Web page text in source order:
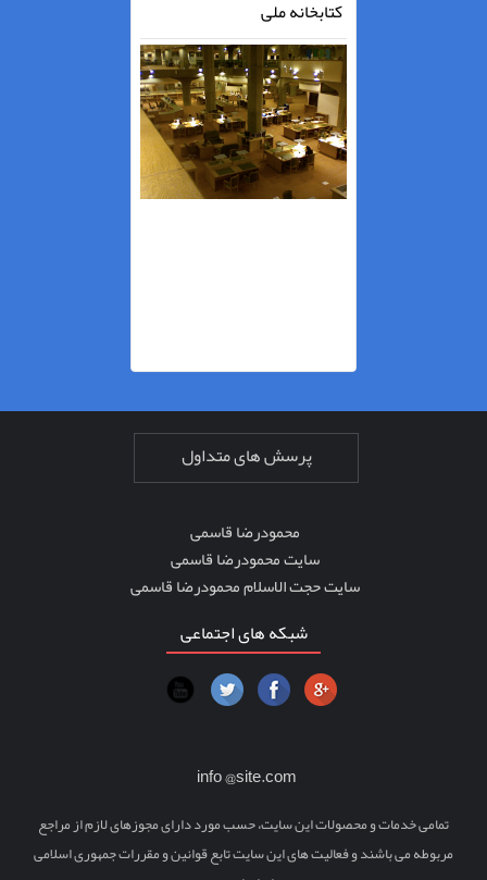
کتابخانه ملی
پرسش های متداول
محمودرضا قاسمی
سایت محمودرضا قاسمی
سایت حجت الاسلام محمودرضا قاسمی
شبکه های اجتماعی
info @site.com
تمامی خدمات و محصولات این سایت، حسب مورد دارای مجوزهای لازم از مراجع
مربوطه می باشند و فعالیت های این سایت تابع قوانین و مقررات جمهوری اسلامی